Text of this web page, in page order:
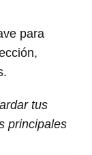
para
tus
principales